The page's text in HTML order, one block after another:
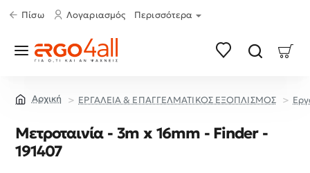
Πίσω Λογαριασμός Περισσότερα
ΕΡΓΑΛΕΙΑ & ΕΠΑΓΓΕΛΜΑΤΙΚΟΣ ΕΞΟΠΛΙΣΜΟΣ
Μετροταινία - 3m x 16mm - Finder -
191407